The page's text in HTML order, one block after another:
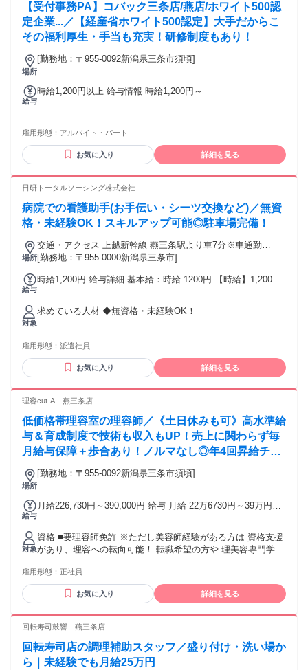
【受付事務PA】コバック三条店/燕店/ホワイト500認
定企業...／【経産省ホワイト500認定】大手だからこ
その福利厚生・手当も充実！研修制度もあり！
場所
[勤務地：〒955-0092新潟県三条市須頃]
給与
時給1,200円以上 給与情報 時給1,200円～
雇用形態： アルバイト・パート
お気に入り 詳細を見る
日研トータルソーシング株式会社
病院での看護助手(お手伝い・シーツ交換など)／無資
格・未経験OK！スキルアップ可能◎駐車場完備！
場所
交通・アクセス 上越新幹線 燕三条駅より車7分※車通勤
OK(駐車場完備)
[勤務地：〒955-0000新潟県三条市]
給与
時給1,200円 給与詳細 基本給：時給 1200円 【時給】1,200円
対象
求めている人材 ◆無資格・未経験OK！
雇用形態： 派遣社員
お気に入り 詳細を見る
理容cut-A 燕三条店
低価格帯理容室の理容師／《土日休みも可》高水準給
与＆育成制度で技術も収入もUP！売上に関わらず毎
月給与保障＋歩合あり！ノルマなし◎年4回昇給チャ
ンス有
場所
[勤務地：〒955-0092新潟県三条市須頃]
給与
月給226,730円～390,000円 給与 月給 22万6730円～39万円
万170円～6万4640円（固定残業時間：30時間） 固定残業時間
を超えた勤務時間については別途残業代を支給する スタイリ
スト 月給27万830円～39万円＋歩合給 ※固定残業代：4万
9070円～6万4640円／30時間相当分が含まれます。 ※一律計
合給 ※固定残業代：4万170円～4万9070円／30時間相当が含
まれます。 ★個人のノルマなし ★年4回昇給のチャンス有！
交通費：交通費支給 ※月上限2万5000円まで
対象
資格 ■要理容師免許 ※ただし美容師経験がある方は 資格支援
があり、理容への転向可能！ 転職希望の方や 理美容専門学校
理容師免許取得が前提となります ■無資格の方への資格取得
支援あり！ →資格取得をバックアップ （提携専門学校入学金
免除等） させて頂きます！※規定あり
雇用形態： 正社員
お気に入り 詳細を見る
回転寿司鼓響 燕三条店
回転寿司店の調理補助スタッフ／盛り付け・洗い場か
ら｜未経験でも月給25万円